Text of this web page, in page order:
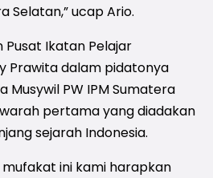
Selatan,” ucap Ario.
Pusat Ikatan Pelajar
Prawita dalam pidatonya
Musywil PW IPM Sumatera
pertama yang diadakan
sejarah Indonesia.
ini kami harapkan